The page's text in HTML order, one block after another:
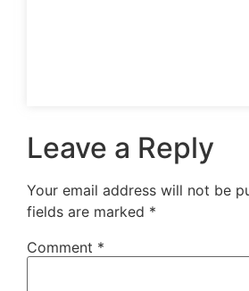
Leave a Reply
Your email address will not be
fields are marked *
Comment *